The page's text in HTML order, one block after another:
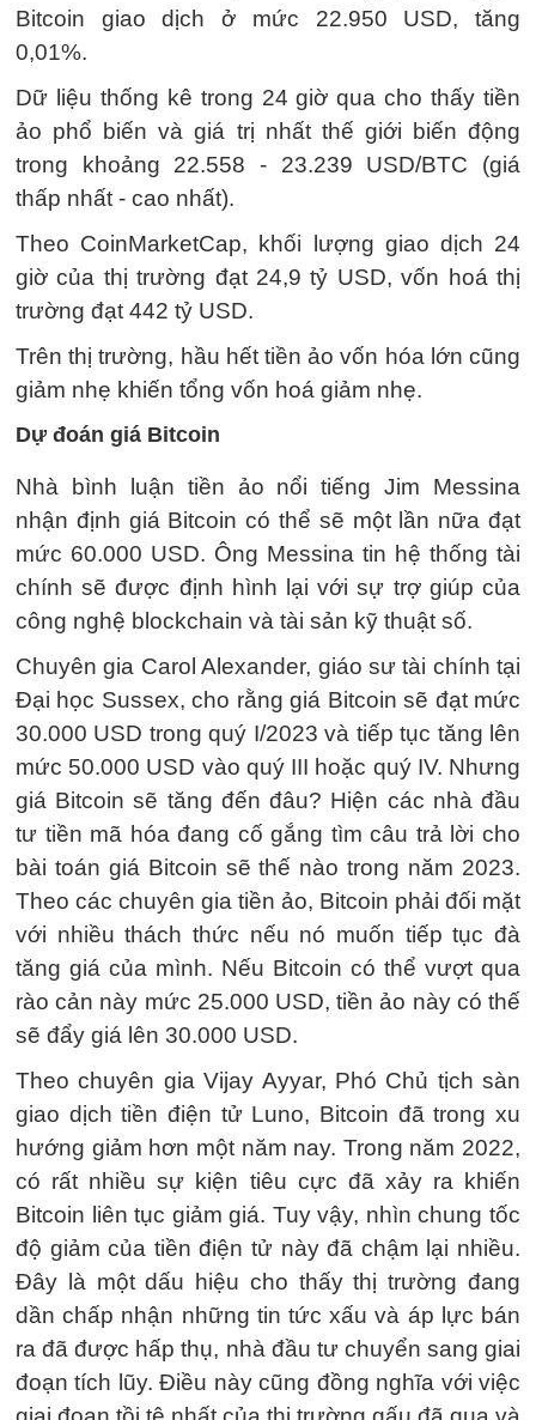
Bitcoin giao dịch ở mức 22.950 USD, tăng
0,01%.
Dữ liệu thống kê trong 24 giờ qua cho thấy tiền
ảo phổ biến và giá trị nhất thế giới biến động
trong khoảng 22.558 - 23.239 USD/BTC (giá
thấp nhất - cao nhất).
Theo CoinMarketCap, khối lượng giao dịch 24
giờ của thị trường đạt 24,9 tỷ USD, vốn hoá thị
trường đạt 442 tỷ USD.
Trên thị trường, hầu hết tiền ảo vốn hóa lớn cũng
giảm nhẹ khiến tổng vốn hoá giảm nhẹ.
Dự đoán giá Bitcoin
Nhà bình luận tiền ảo nổi tiếng Jim Messina
nhận định giá Bitcoin có thể sẽ một lần nữa đạt
mức 60.000 USD. Ông Messina tin hệ thống tài
chính sẽ được định hình lại với sự trợ giúp của
công nghệ blockchain và tài sản kỹ thuật số.
Chuyên gia Carol Alexander, giáo sư tài chính tại
Đại học Sussex, cho rằng giá Bitcoin sẽ đạt mức
30.000 USD trong quý I/2023 và tiếp tục tăng lên
mức 50.000 USD vào quý III hoặc quý IV. Nhưng
giá Bitcoin sẽ tăng đến đâu? Hiện các nhà đầu
tư tiền mã hóa đang cố gắng tìm câu trả lời cho
bài toán giá Bitcoin sẽ thế nào trong năm 2023.
Theo các chuyên gia tiền ảo, Bitcoin phải đối mặt
với nhiều thách thức nếu nó muốn tiếp tục đà
tăng giá của mình. Nếu Bitcoin có thể vượt qua
rào cản này mức 25.000 USD, tiền ảo này có thế
sẽ đẩy giá lên 30.000 USD.
Theo chuyên gia Vijay Ayyar, Phó Chủ tịch sàn
giao dịch tiền điện tử Luno, Bitcoin đã trong xu
hướng giảm hơn một năm nay. Trong năm 2022,
có rất nhiều sự kiện tiêu cực đã xảy ra khiến
Bitcoin liên tục giảm giá. Tuy vậy, nhìn chung tốc
độ giảm của tiền điện tử này đã chậm lại nhiều.
Đây là một dấu hiệu cho thấy thị trường đang
dần chấp nhận những tin tức xấu và áp lực bán
ra đã được hấp thụ, nhà đầu tư chuyển sang giai
đoạn tích lũy. Điều này cũng đồng nghĩa với việc